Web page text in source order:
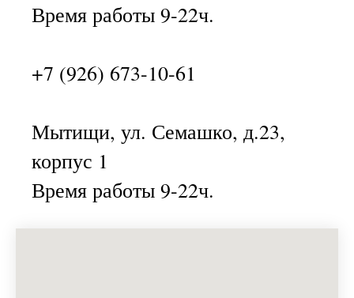
Время работы 9-22ч.
+7 (926) 673-10-61
Мытищи, ул. Семашко, д.23,
корпус 1
Время работы 9-22ч.